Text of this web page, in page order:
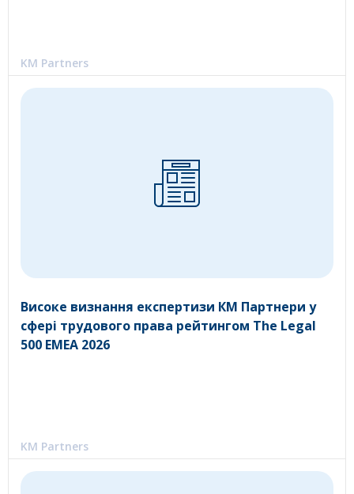
KM Partners
Високе визнання експертизи КМ Партнери у
сфері трудового права рейтингом The Legal
500 EMEA 2026
KM Partners